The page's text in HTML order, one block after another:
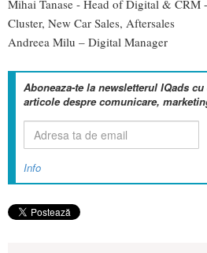
Mihai Tanase - Head of Digital & CRM
Cluster, New Car Sales, Aftersales
Andreea Milu – Digital Manager
Aboneaza-te la newsletterul IQads
articole despre comunicare,
Info